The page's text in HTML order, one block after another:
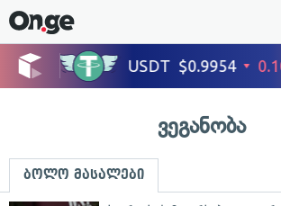
ვეგანობა
ბოლო მასალები